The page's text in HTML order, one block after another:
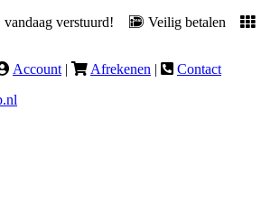
vandaag verstuurd!
Veilig betalen
Account | Afrekenen | Contact